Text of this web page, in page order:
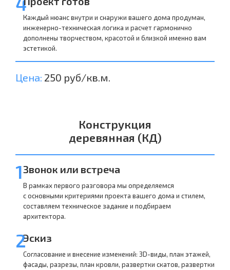
Каждый нюанс внутри и снаружи вашего дома продуман,
инженерно-техническая логика и расчет гармонично
дополнены творчеством, красотой и близкой именно вам
эстетикой.
Цена: 250 руб/кв.м.
Конструкция
деревянная (КД)
1Звонок или встреча
В рамках первого разговора мы определяемся
с основными критериями проекта вашего дома и стилем,
составляем техническое задание и подбираем
архитектора.
2Эскиз
Согласование и внесение изменений: 3D-виды, план этажей,
фасады, разрезы, план кровли, развертки скатов, развертки